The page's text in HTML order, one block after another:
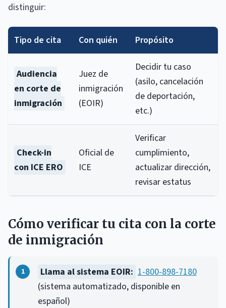
distinguir:
Tipo de cita Con quién Propósito
Audiencia
en corte de
inmigración
Juez de
inmigración
(EOIR)
Decidir tu caso
(asilo, cancelación
de deportación,
etc.)
Check-in
con ICE ERO
Oficial de
ICE
Verificar
cumplimiento,
actualizar dirección,
revisar estatus
Cómo verificar tu cita con la corte
de inmigración
Llama al sistema EOIR: 1-800-898-7180
(sistema automatizado, disponible en
español)